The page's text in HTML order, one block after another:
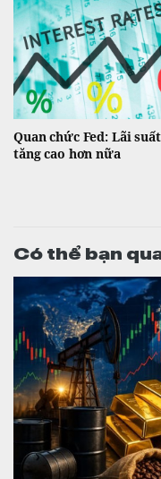
Quan chức Fed: Lãi
tăng cao hơn nữa
Có thể bạn